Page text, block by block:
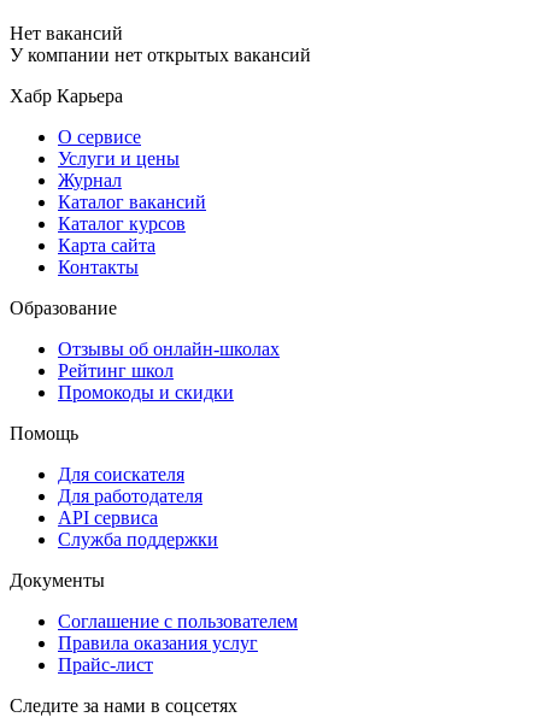
Нет вакансий
У компании нет открытых вакансий
Хабр Карьера
О сервисе
Услуги и цены
Журнал
Каталог вакансий
Каталог курсов
Карта сайта
Контакты
Образование
Отзывы об онлайн-школах
Рейтинг школ
Промокоды и скидки
Помощь
Для соискателя
Для работодателя
API сервиса
Служба поддержки
Документы
Соглашение с пользователем
Правила оказания услуг
Прайс-лист
Следите за нами в соцсетях